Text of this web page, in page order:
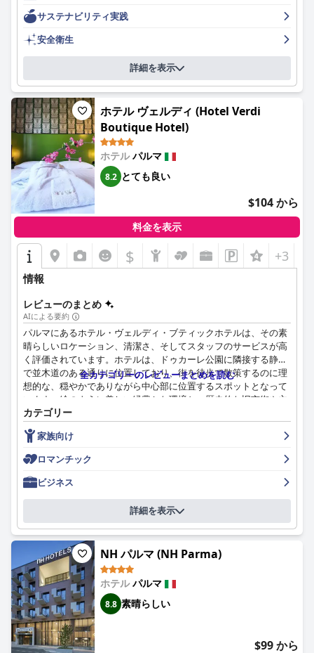
ホテルのエレガントな内装は、歴史的な壮大さとモダンなアメニ
ティのバランスを保っています。広々とした清潔な客室は高く評
価されており、過去を彷彿とさせる上品な内装が称賛されていま
す。豪華なベッドや高品質のリネンなど、宿泊施設の快適さは、
全体的に快適な滞在に貢献しています。枕の硬さや、時折見られ
る古くなった設備について、わずかな懸念を表明するゲストもい
ますが、全体的な評価は依然として肯定的です。
パ ラッツォ・ダッラ・ローザ・プラティのスタッフは、その親切
さと親身な対応で高い評価を得ています。受付係から清掃スタッ
フまで、チームはその温かさ、プロ意識、レストランの予約や道
案内など、あらゆるニーズに喜んで対応することで知られていま
す。この卓越したサービスは、温かい雰囲気を高め、ゲストの満
足度に大きく貢献しています。
清潔さも、パ ラッツォ・ダッラ・ローザ・プラティの強みです。
客室と共用エリアの清潔さは、ゲストから頻繁に指摘されてお
り、毎日の清掃サービスが高水準を維持しています。歴史的な建
物自体も手入れが行き届いており、美しく維持されており、全体
的な魅力を高めています。
ホテルとその周辺での食事体験も、肯定的な評価を受けていま
す。近くのカフェを利用する朝食の手配は、種類や利便性の点で
改善の余地がありますが、ホテルが推奨する食事のオプションは
高く評価されています。ミシュランの星を獲得したLa Forchetta
を含む、一流レストランに近いことが、ゲストの美食体験を豊か
にしています。
駐車場は、交通規制区域に位置しているにもかかわらず、整った
バレーサービスによって便利になっています。一部のゲストは費
用が少し高いと感じるものの、駐車の容易さを高く評価していま
す。さまざまな駐車場オプションが利用できることも、ホテルの
実用性を高めています。
最後に、無料Wi-Fiについては、接続が良好だったというゲストも
いれば、問題に直面したというゲストもおり、評価が分かれてい
ます。時折問題が発生するものの、キーとしてモバイルアプリを
提供するなど、テクノロジーの利便性を提供するホテルの努力は
要するに、パ ラッツォ・ダッラ・ローザ・プラティは、パルマの
中心部で歴史的な魅力、モダンな快適さ、そして卓越したサービ
スを提供することに優れており、街の美しさと文化に浸りたい旅
行者にとって、傑出した選択肢となっています。
サステナビリティ実践
安全衛生
詳細を表示
ホテル ヴェルディ (Hotel Verdi
Boutique Hotel)
ホテルパルマ
8.2 とても良い
$104 から
料金を表示
$ +3
情報
レビューのまとめ
AIによる要約
パルマにあるホテル・ヴェルディ・ブティックホテルは、その素
晴らしいロケーション、清潔さ、そしてスタッフのサービスが高
く評価されています。ホテルは、ドゥカーレ公園に隣接する静か
で並木道のある通りに位置しており、街を徒歩で散策するのに理
想的な、穏やかでありながら中心部に位置するスポットとなって
います。絵のように美しい緑豊かな環境と、歴史的な旧市街や主
要な観光スポットへの便利な近さは、静けさとアクセスの良さの
完璧なバランスを提供しています。
客室は清潔で快適、そして設備の整った状態であると評価されて
おり、広さ、魅力的な内装、そして非常に快適なベッドが特によ
く言及されています。通りに面した一部の客室では騒音の問題が
発生したり、いくつかのバスルームがやや時代遅れになっている
場合もありますが、全体的な体験は非常にポジティブです。清潔
さは際立った特徴であり、客室と共用エリアの両方が常に高い水
準で維持されており、快適な滞在に貢献しています。
ホテルのスタッフは、そのフレンドリーさと親切さで常に称賛を
受けています。魅力的で、親切で、そして気配りがあると評さ
れ、プロフェッショナルなサービスと貴重な観光情報を提供する
ことで、ゲストの体験を向上させています。彼らの温かく親切な
態度は、温かいおもてなしの環境を保証します。
ホテル・ヴェルディでの朝食体験は、賛否両論あります。多くの
全カテゴリーのレビューまとめを読む
カテゴリー
家族向け
ロマンチック
ビジネス
詳細を表示
NH パルマ (NH Parma)
ホテルパルマ
8.8 素晴らしい
$99 から